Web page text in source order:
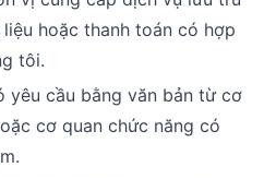
hoặc thanh toán có hợp
tôi.
yêu cầu bằng văn bản từ cơ
cơ quan chức năng có